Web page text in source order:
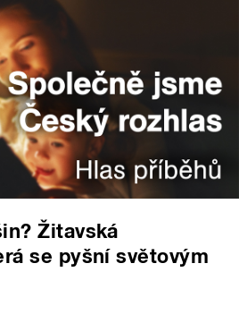
Žitavská
se pyšní světovým